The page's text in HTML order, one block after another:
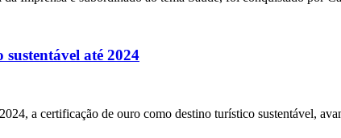
até 2024
a certificação de ouro como destino turístico sustentável,